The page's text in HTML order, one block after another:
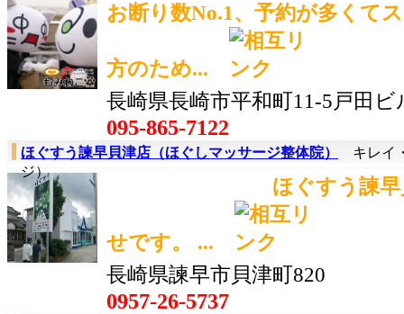
お断り数No.1、予約が多くて
方のため...
長崎県長崎市平和町11-5戸田ビ
095-865-7122
ほぐすう諫早貝津店（ほぐしマッサージ整体院）
キレイ
ジ）
ほぐすう諫早貝津
せです。 ...
長崎県諫早市貝津町820
0957-26-5737